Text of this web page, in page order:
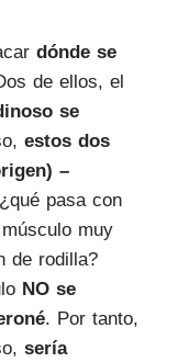
dónde se
de ellos, el
se
estos dos
–
pasa con
muy
de rodilla?
NO se
. Por tanto,
sería